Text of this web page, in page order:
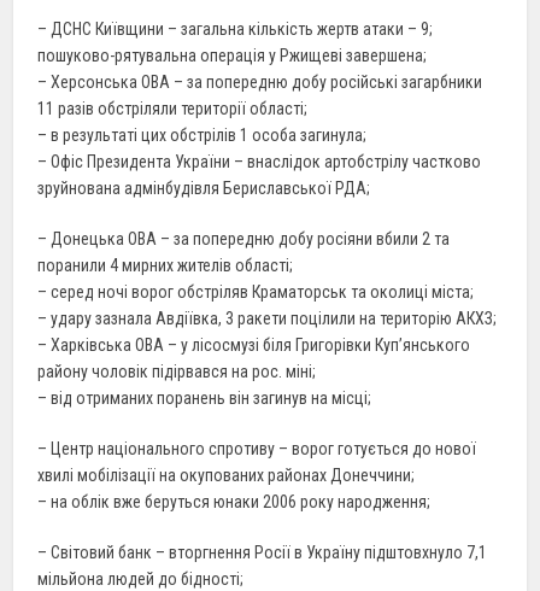
– ДСНС Київщини – загальна кількість жертв атаки – 9;
пошуково-рятувальна операція у Ржищеві завершена;
– Херсонська ОВА – за попередню добу російські загарбники
11 разів обстріляли території області;
– в результаті цих обстрілів 1 особа загинула;
– Офіс Президента України – внаслідок артобстрілу частково
зруйнована адмінбудівля Бериславської РДА;
– Донецька ОВА – за попередню добу росіяни вбили 2 та
поранили 4 мирних жителів області;
– серед ночі ворог обстріляв Краматорськ та околиці міста;
– удару зазнала Авдіївка, 3 ракети поцілили на територію АКХЗ;
– Харківська ОВА – у лісосмузі біля Григорівки Куп’янського
району чоловік підірвався на рос. міні;
– від отриманих поранень він загинув на місці;
– Центр національного спротиву – ворог готується до нової
хвилі мобілізації на окупованих районах Донеччини;
– на облік вже беруться юнаки 2006 року народження;
– Світовий банк – вторгнення Росії в Україну підштовхнуло 7,1
мільйона людей до бідності;